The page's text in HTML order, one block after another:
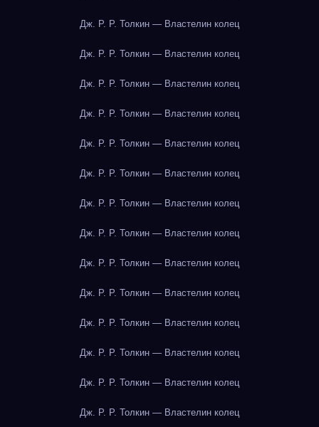
Дж. Р. Р. Толкин — Властелин колец
Дж. Р. Р. Толкин — Властелин колец
Дж. Р. Р. Толкин — Властелин колец
Дж. Р. Р. Толкин — Властелин колец
Дж. Р. Р. Толкин — Властелин колец
Дж. Р. Р. Толкин — Властелин колец
Дж. Р. Р. Толкин — Властелин колец
Дж. Р. Р. Толкин — Властелин колец
Дж. Р. Р. Толкин — Властелин колец
Дж. Р. Р. Толкин — Властелин колец
Дж. Р. Р. Толкин — Властелин колец
Дж. Р. Р. Толкин — Властелин колец
Дж. Р. Р. Толкин — Властелин колец
Дж. Р. Р. Толкин — Властелин колец